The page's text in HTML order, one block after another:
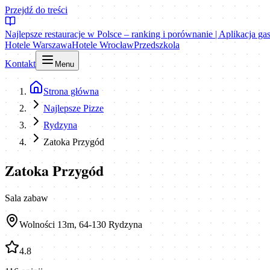
Przejdź do treści
Najlepsze restauracje w Polsce – ranking i porównanie | Aplikacja
Hotele WarszawaHotele WrocławPrzedszkola
Kontakt
Menu
Strona główna
Najlepsze Pizze
Rydzyna
Zatoka Przygód
Zatoka Przygód
Sala zabaw
Wolności 13m, 64-130 Rydzyna
4.8